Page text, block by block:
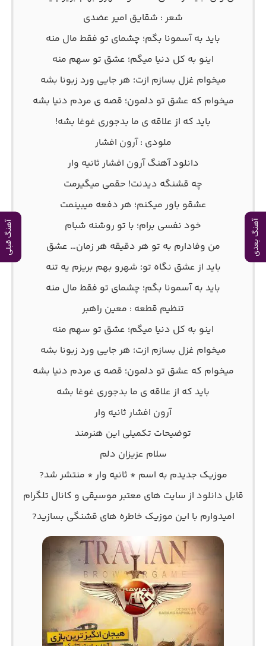
آهنگ بعدی آهنگ قبلی
شعر : شقایق امیر عضدی
باید به آسمونا بگم؛ چشمای تو فقط مال منه
اینو به کل دنیا میگم؛ عشق تو سهم منه
میخوام غزل بسازم ازت؛ هر جایی ورد زبونا بشه
میخوام که عشق تو دلمون؛ قصه ی مردم دنیا بشه
باید که از علاقه ی ما بدجوری غوغا بشه!
ملودی : آرون افشار
دانلود آهنگ آرون افشار ثانیه وار
چه قشنگه دیدنت! حقمی میگیرمت
عشقو باور میکنم؛ هر دفعه میبینمت
خود نفسی برام؛ با تو روشنه شبام
من وفادارم به تو هر دقیقه هر زمان… عشق
باید از عشق نگاه تو؛ شهرو بهم بریزم یه تنه
باید به آسمونا بگم؛ چشمای تو فقط مال منه
تنظیم قطعه : معین راهبر
اینو به کل دنیا میگم؛ عشق تو سهم منه
میخوام غزل بسازم ازت؛ هر جایی ورد زبونا بشه
میخوام که عشق تو دلمون؛ قصه ی مردم دنیا بشه
باید که از علاقه ی ما بدجوری غوغا بشه
آرون افشار ثانیه وار
توضیحات تکمیلی این هنرمند
سلام عزیزان دلم
موزیک جدیدم به اسم * ثانیه وار * منتشر شد?
قابل دانلود از سایت های معتبر موسیقی و کانال تلگرام
امیدوارم با این موزیک خاطره های قشنگی بسازید?